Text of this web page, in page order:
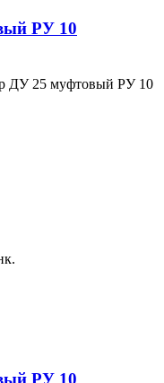
РУ 10
ДУ 25 муфтовый РУ 10
РУ 10